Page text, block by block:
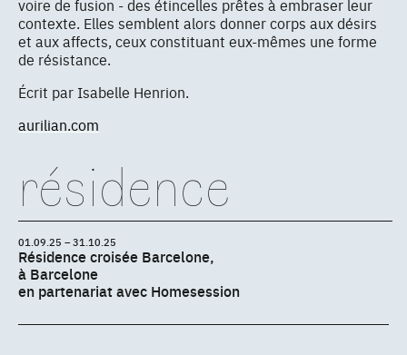
voire de fusion - des étincelles prêtes à embraser leur
contexte. Elles semblent alors donner corps aux désirs
et aux affects, ceux constituant eux-mêmes une forme
de résistance.
Écrit par Isabelle Henrion.
aurilian.com
résidence
01.09.25 – 31.10.25
Résidence croisée Barcelone,
à Barcelone
en partenariat avec Homesession